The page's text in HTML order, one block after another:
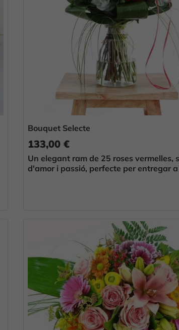
Bouquet Selecte
133,00 €
Un elegant ram de 25 roses vermelles,
d'amor i passió, perfecte per entregar